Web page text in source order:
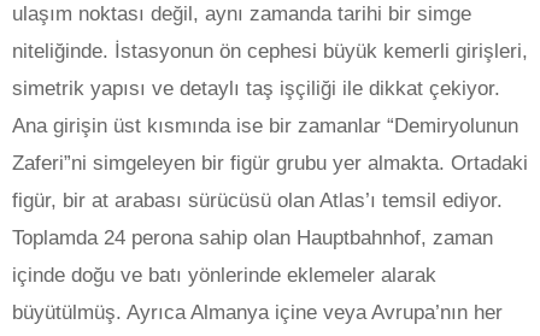
ulaşım noktası değil, aynı zamanda tarihi bir simge
niteliğinde. İstasyonun ön cephesi büyük kemerli girişleri,
simetrik yapısı ve detaylı taş işçiliği ile dikkat çekiyor.
Ana girişin üst kısmında ise bir zamanlar “Demiryolunun
Zaferi”ni simgeleyen bir figür grubu yer almakta. Ortadaki
figür, bir at arabası sürücüsü olan Atlas’ı temsil ediyor.
Toplamda 24 perona sahip olan Hauptbahnhof, zaman
içinde doğu ve batı yönlerinde eklemeler alarak
büyütülmüş. Ayrıca Almanya içine veya Avrupa’nın her